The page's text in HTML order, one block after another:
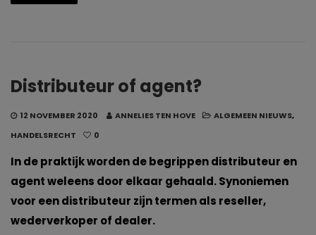
Distributeur of agent?
12 NOVEMBER 2020 ANNELIES TEN HOVE ALGEMEEN NIEUWS,
HANDELSRECHT
0
In de praktijk worden de begrippen distributeur en
agent weleens door elkaar gehaald. Synoniemen
voor een distributeur zijn termen als reseller,
wederverkoper of dealer.